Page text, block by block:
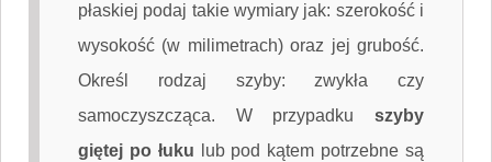
płaskiej podaj takie wymiary jak: szerokość i
wysokość (w milimetrach) oraz jej grubość.
Określ rodzaj szyby: zwykła czy
samoczyszcząca. W przypadku szyby
giętej po łuku lub pod kątem potrzebne są